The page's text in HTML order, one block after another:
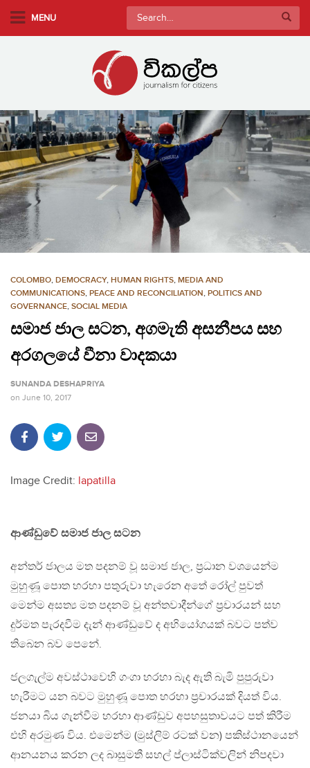
m
a
i
n
c
o
n
t
e
MENU
Search
for:
COLOMBO, DEMOCRACY, HUMAN RIGHTS, MEDIA AND
COMMUNICATIONS, PEACE AND RECONCILIATION, POLITICS AND
GOVERNANCE, SOCIAL MEDIA
සමාජ ජාල සටන, අගමැති අසනීපය සහ
අරගලයේ වීනා වාදකයා
SUNANDA DESHAPRIYA
on June 10, 2017
Image Credit: lapatilla
ආණ්ඩුවේ සමාජ ජාල සටන
අන්තර් ජාලය මත පදනම් වූ සමාජ ජාල, ප්‍රධාන වශයෙන්ම
මුහුණූ පොත හරහා පතුරුවා හැරෙන අතේ රෝල් පුවත්
මෙන්ම අසත්‍ය මත පදනම් වූ අන්තවාදීන්ගේ ප්‍රචාරයන් සහ
දුර්මත පැරදවීම දැන් ආණ්ඩුවේ ද අභියෝගයක් බවට පත්ව
තිබෙන බව පෙනේ.
ජලගැල්ම අවස්ථාවෙහි ගංගා හරහා බැද ඇති බැමි පුපුරුවා
හැරීමට යන බවට මුහුණූ පොත හරහා ප්‍රචාරයක් දියත් විය.
ජනයා බිය ගැන්වීම හරහා ආණ්ඩුව අපහසුතාවයට පත් කිරීම
එහි අරමුණ විය. එමෙන්ම (මුස්ලිම් රටක් වන) පකිස්ථානයෙන්
ආනයනය කරන ලද බාසුමතී සහල් ප්ලාස්ටික්වලින් නිපදවා